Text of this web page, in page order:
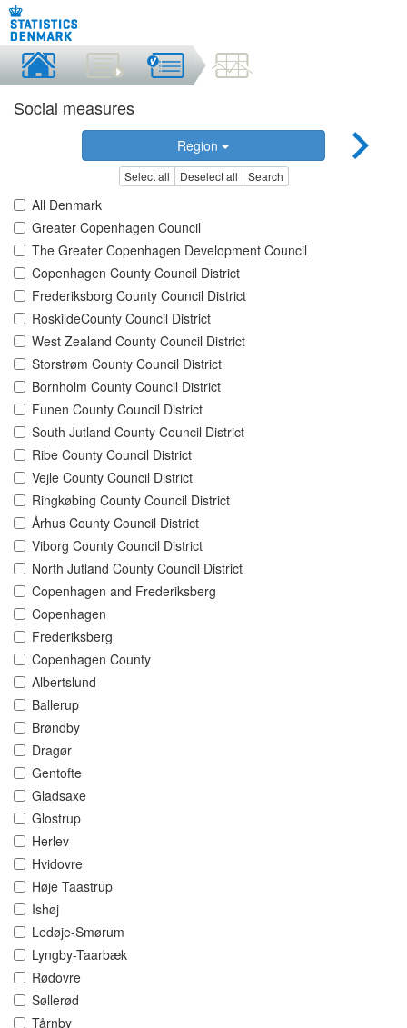
Social measures
Region
Select all Deselect all Search
All Denmark
Greater Copenhagen Council
The Greater Copenhagen Development Council
Copenhagen County Council District
Frederiksborg County Council District
RoskildeCounty Council District
West Zealand County Council District
Storstrøm County Council District
Bornholm County Council District
Funen County Council District
South Jutland County Council District
Ribe County Council District
Vejle County Council District
Ringkøbing County Council District
Århus County Council District
Viborg County Council District
North Jutland County Council District
Copenhagen and Frederiksberg
Copenhagen
Frederiksberg
Copenhagen County
Albertslund
Ballerup
Brøndby
Dragør
Gentofte
Gladsaxe
Glostrup
Herlev
Hvidovre
Høje Taastrup
Ishøj
Ledøje-Smørum
Lyngby-Taarbæk
Rødovre
Søllerød
Tårnby